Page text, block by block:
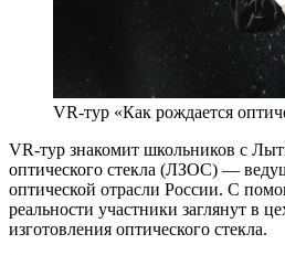
VR-тур «Как рождается
VR-тур знакомит школьников с
оптического стекла (ЛЗОС) —
оптической отрасли России. С
реальности участники заглянут в
изготовления оптического стекла.